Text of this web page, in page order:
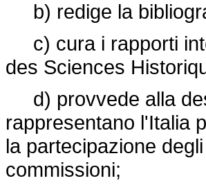
b) redige la
c) cura i rapporti
des Sciences
d) provvede alla
rappresentano l'Italia
la partecipazione
commissioni;